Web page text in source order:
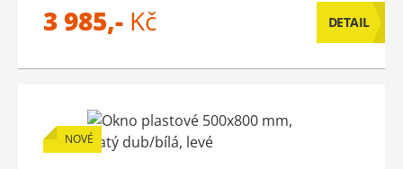
3 985,- Kč DETAIL
NOVÉ